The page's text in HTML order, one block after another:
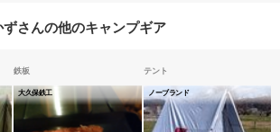
ずさんの他のキャンプギア
鉄板
大久保鉄工
テント
ノーブランド